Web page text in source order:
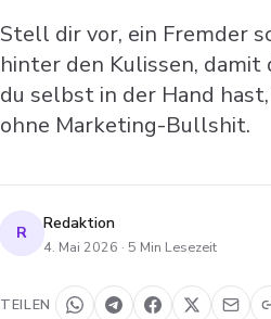
Stell dir vor, ein Fremder
hinter den Kulissen,
du selbst in der Hand
ohne Marketing-Bullshit.
R Redaktion
4. Mai 2026 · 5 Min Lesezeit
TEILEN